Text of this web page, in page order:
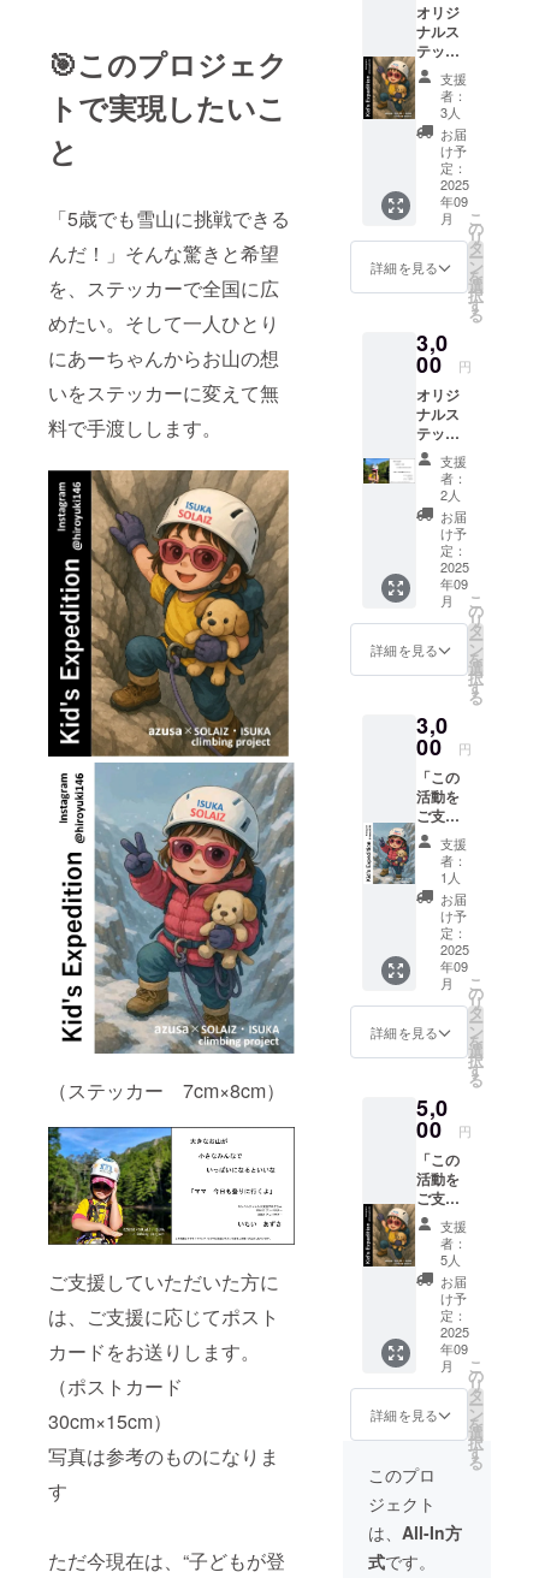
🎯このプロジェク
トで実現したいこ
と
「5歳でも雪山に挑戦できる
んだ！」そんな驚きと希望
を、ステッカーで全国に広
めたい。そして一人ひとり
にあーちゃんからお山の想
いをステッカーに変えて無
料で手渡しします。
（ステッカー 7cm×8cm）
ご支援していただいた方に
は、ご支援に応じてポスト
カードをお送りします。
（ポストカード
30cm×15cm）
写真は参考のものになりま
す
ただ今現在は、“子どもが登
オリジ
ナルス
テッ
カー2種
類
（7cm×
８cm）
クライ
ミング
中のポ
スト
カード
あー
ちゃん
のサイ
×15cm
） 【お
礼のお
手紙】
支援
者：
3人
お届
け予
定：
2025
年09
月
詳細を見る
こ
の
リ
タ
ー
ン
を
選
択
す
る
3,0
00 円
オリジ
ナルス
テッ
カー2種
類
（7cm×
８cm）
クライ
ミング
中のポ
スト
カード
あー
ちゃん
のサイ
×15cm
） 【お
礼のお
手紙】
活動報
告資料
（PDF
）※登山
関係者
向け、
安全管
理や
ルート
選定等
の詳細
あり
支援
者：
2人
お届
け予
定：
2025
年09
月
詳細を見る
こ
の
リ
タ
ー
ン
を
選
択
す
る
3,0
00 円
「この
活動を
ご支援
したい
方向
け」 こ
のリ
ターン
は2,000
円のリ
ターン
と同じ
内容に
なりま
す。 オ
テッ
カー2種
類
（7cm×
８cm）
クライ
ミング
中のポ
スト
カード
あー
ちゃん
のサイ
ン入り
（30cm
×15cm
） 【お
支援
者：
1人
お届
け予
定：
2025
年09
月
詳細を見る
こ
の
リ
タ
ー
ン
を
選
択
す
る
5,0
00 円
「この
活動を
ご支援
したい
方向
け」 こ
のリ
ターン
は2,000
円のリ
ターン
と同じ
内容に
なりま
す。 オ
ルス
テッ
カー2種
類
（7cm×
８cm）
支援
者：
5人
お届
け予
定：
2025
年09
月
詳細を見る
こ
の
リ
タ
ー
ン
を
選
択
す
る
このプロ
ジェクト
は、 All-In方
式です。